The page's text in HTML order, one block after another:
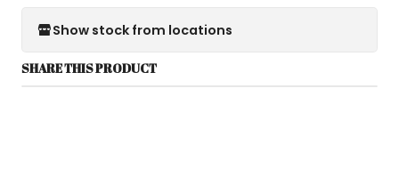
Show stock from locations
SHARE THIS PRODUCT